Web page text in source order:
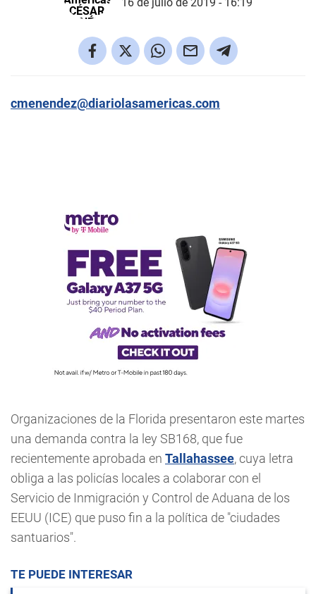
cmenendez@diariolasamericas.com
Organizaciones de la Florida presentaron este martes
una demanda contra la ley SB168, que fue
recientemente aprobada en Tallahassee, cuya letra
obliga a las policías locales a colaborar con el
Servicio de Inmigración y Control de Aduana de los
EEUU (ICE) que puso fin a la política de "ciudades
santuarios".
TE PUEDE INTERESAR